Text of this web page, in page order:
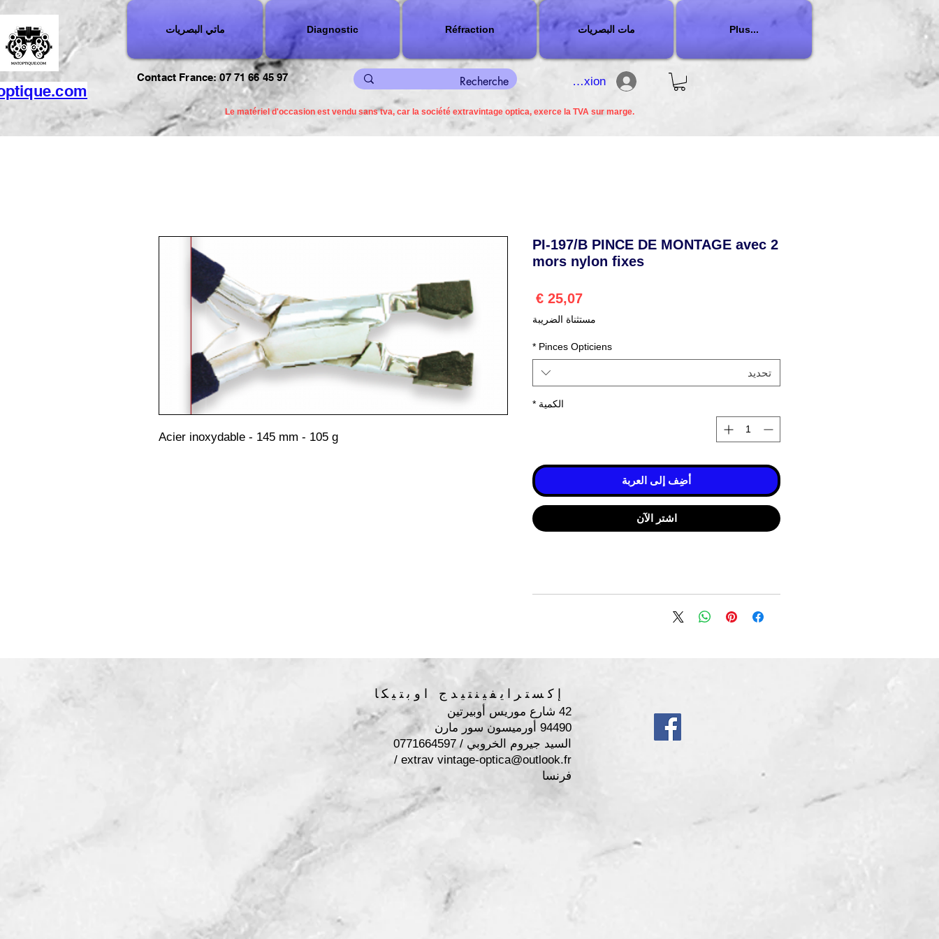
ماتي البصريات Diagnostic Réfraction مات البصريات Plus...
Contact France: 07 71 66 45 97 connexion
Le matériel d'occasion est vendu sans tva, car la société extravintage optica, exerce la TVA sur marge.
Acier inoxydable - 145 mm - 105 g
PI-197/B PINCE DE MONTAGE avec 2
mors nylon fixes
السعر
مستثناة الضريبة
Pinces Opticiens
*
تحديد
الكمية *
أضِف إلى العربة
اشترِ الآن
إكسترايفينتيدج اوبتيكا
42 شارع موريس أوبيرتين
94490 أورميسون سور مارن
السيد جيروم الخروبي / 0771664597
extrav vintage-optica@outlook.fr
/
فرنسا